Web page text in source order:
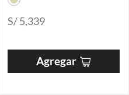
S/ 5,339
Agregar